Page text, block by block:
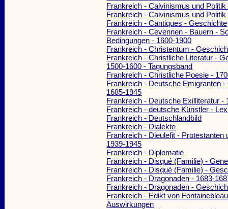
Frankreich - Calvinismus und Politik
Frankreich - Calvinismus und Politik
Frankreich - Cantiques - Geschichte
Frankreich - Cevennen - Bauern -
Bedingungen - 1600-1900
Frankreich - Christentum -
Frankreich - Christliche Literatur -
1500-1600 - Tagungsband
Frankreich - Christliche Poesie -
Frankreich - Deutsche Emigranten
1685-1945
Frankreich - Deutsche Exilliteratur -
Frankreich - deutsche Künstler -
Frankreich - Deutschlandbild
Frankreich - Dialekte
Frankreich - Dieulefit - Protestanten
1939-1945
Frankreich - Diplomatie
Frankreich - Disqué (Familie) -
Frankreich - Disqué (Familie) -
Frankreich - Dragonaden - 1683-
Frankreich - Dragonaden -
Frankreich - Edikt von
Auswirkungen